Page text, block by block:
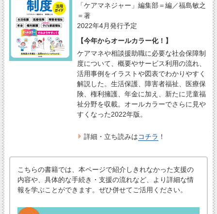
「ケアマネジャー」編集部＝編／福島敏之
＝著
2022年4月発行予定
【今年からオールカラー化！】
ケアマネや相談援助職に必要な社会保障制
度について、概要やサービス利用の流れ、
活用事例をイラストや図表でわかりやすく
解説した。生活保護、障害者福祉、医療保
険、権利擁護、年金に加え、新たに児童福
祉分野を収載。オールカラーでさらに見や
すくなった2022年版。
詳細・立ち読みはコチラ ！
こちらの書籍では、本ページで紹介しきれなかった支援の
内容や、具体的な手続き・支援の流れなど、より詳細な情
報を学ぶことができます。ぜひ併せてご活用ください。